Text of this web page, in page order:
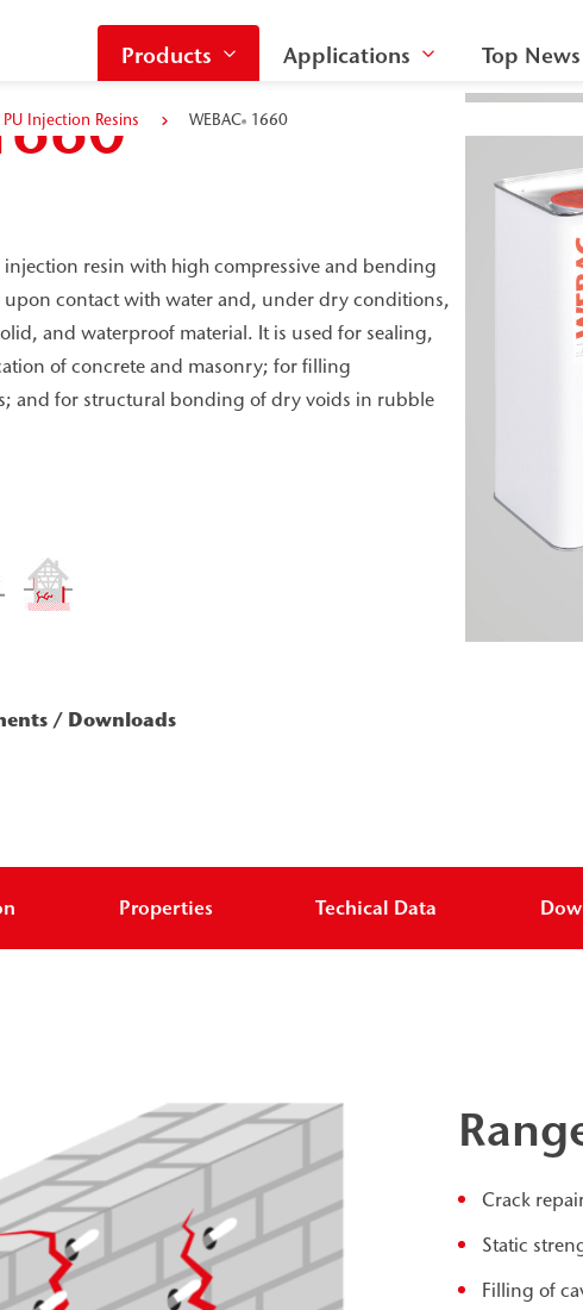
Products Applications Top News
PU Injection Resins WEBAC®1660
injection resin with high compressive and bending
upon contact with water and, under dry conditions,
and waterproof material. It is used for sealing,
of concrete and masonry; for filling
and for structural bonding of dry voids in rubble
/ Downloads
Properties Techical Data
Crack
Static
Filling of